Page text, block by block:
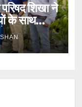
परिषद शिखा ने
के साथ